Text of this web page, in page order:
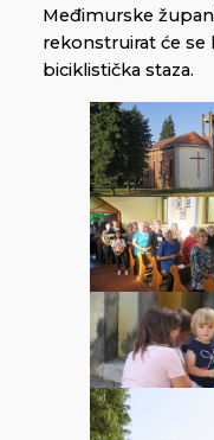
Međimurske
rekonstruirat će se
biciklistička staza.